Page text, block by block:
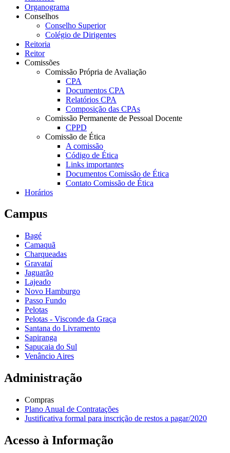
Organograma
Conselhos
Conselho Superior
Colégio de Dirigentes
Reitoria
Reitor
Comissões
Comissão Própria de Avaliação
CPA
Documentos CPA
Relatórios CPA
Composição das CPAs
Comissão Permanente de Pessoal Docente
CPPD
Comissão de Ética
A comissão
Código de Ética
Links importantes
Documentos Comissão de Ética
Contato Comissão de Ética
Horários
Campus
Bagé
Camaquã
Charqueadas
Gravataí
Jaguarão
Lajeado
Novo Hamburgo
Passo Fundo
Pelotas
Pelotas - Visconde da Graça
Santana do Livramento
Sapiranga
Sapucaia do Sul
Venâncio Aires
Administração
Compras
Plano Anual de Contratações
Justificativa formal para inscrição de restos a pagar/2020
Acesso à Informação